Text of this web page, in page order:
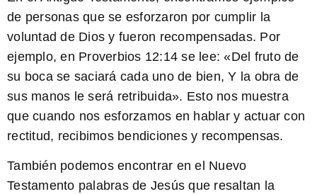
de personas que se esforzaron por cumplir la
voluntad de Dios y fueron recompensadas. Por
ejemplo, en Proverbios 12:14 se lee: «Del fruto de
su boca se saciará cada uno de bien, Y la obra de
sus manos le será retribuida». Esto nos muestra
que cuando nos esforzamos en hablar y actuar con
rectitud, recibimos bendiciones y recompensas.
También podemos encontrar en el Nuevo
Testamento palabras de Jesús que resaltan la